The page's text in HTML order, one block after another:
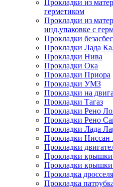
Прокладки из
герметиком
Прокладки из
инд.упаковке с
Прокладки
Прокладки Лада
Прокладки Нива
Прокладки Ока
Прокладки Приора
Прокладки УМЗ
Прокладки на
Прокладки Тагаз
Прокладки Рено
Прокладки Рено
Прокладки Лада
Прокладки Ниссан
Прокладки
Прокладки
Прокладки крышки
Прокладка дросселя
Прокладка